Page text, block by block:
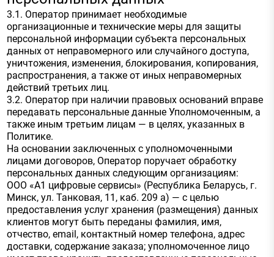
3.1. Оператор принимает необходимые
организационные и технические меры для защиты
персональной информации субъекта персональных
данных от неправомерного или случайного доступа,
уничтожения, изменения, блокирования, копирования,
распространения, а также от иных неправомерных
действий третьих лиц.
3.2. Оператор при наличии правовых оснований вправе
передавать персональные данные Уполномоченным, а
также иным третьим лицам — в целях, указанных в
Политике.
На основании заключенных с уполномоченными
лицами договоров, Оператор поручает обработку
персональных данных следующим организациям:
ООО «А1 цифровые сервисы» (Республика Беларусь, г.
Минск, ул. Танковая, 11, каб. 209 а) — с целью
предоставления услуг хранения (размещения) данных
клиентов могут быть переданы фамилия, имя,
отчество, email, контактный номер телефона, адрес
доставки, содержание заказа; уполномоченное лицо